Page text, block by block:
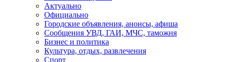
Актуально
Официально
Городские объявления, анонсы, афиша
Сообщения УВД, ГАИ, МЧС, таможня
Бизнес и политика
Культура, отдых, развлечения
Спорт